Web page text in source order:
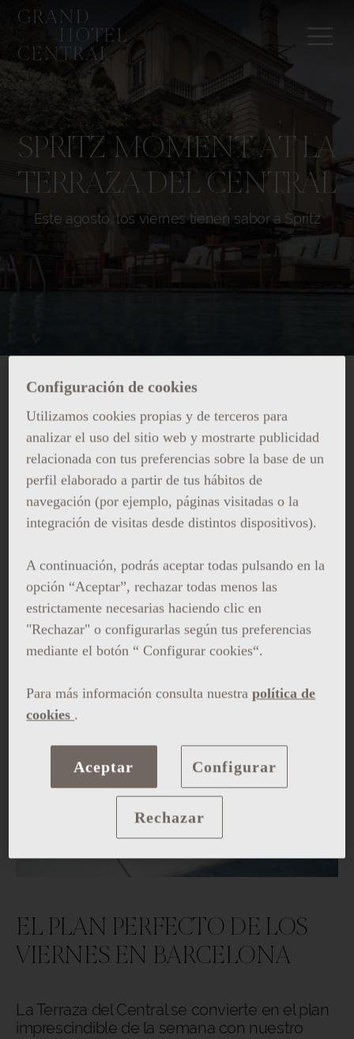
SPRITZ MOMENT AT LA
TERRAZA DEL CENTRAL
Este agosto, los viernes tienen sabor a Spritz
EL PLAN PERFECTO DE LOS
VIERNES EN BARCELONA
La Terraza del Central se convierte en el plan
imprescindible de la semana con nuestro
Configuración de cookies
Utilizamos cookies propias y de terceros para
analizar el uso del sitio web y mostrarte publicidad
relacionada con tus preferencias sobre la base de un
perfil elaborado a partir de tus hábitos de
navegación (por ejemplo, páginas visitadas o la
integración de visitas desde distintos dispositivos).
A continuación, podrás aceptar todas pulsando en la
opción “Aceptar”, rechazar todas menos las
estrictamente necesarias haciendo clic en
"Rechazar" o configurarlas según tus preferencias
mediante el botón “ Configurar cookies“.
Para más información consulta nuestra política de
cookies .
Rechazar
Aceptar Configurar